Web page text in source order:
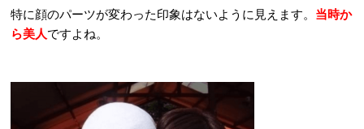
特に顔のパーツが変わった印象はないように見えます。 当時か
ら美人ですよね。